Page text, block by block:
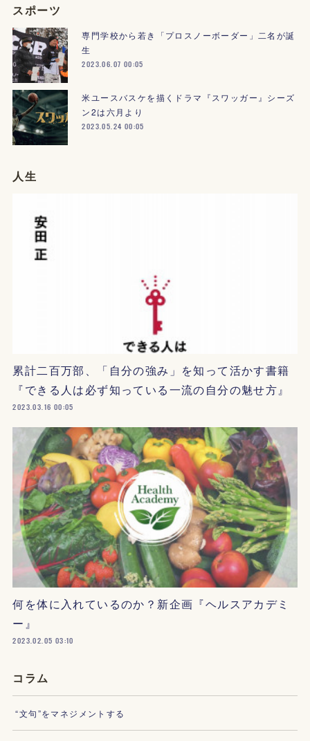
スポーツ
専門学校から若き「プロスノーボーダー」二名が誕
生
2023.06.07 00:05
米ユースバスケを描くドラマ『スワッガー』シーズ
ン2は六月より
2023.05.24 00:05
人生
累計二百万部、「自分の強み」を知って活かす書籍
『できる人は必ず知っている一流の自分の魅せ方』
2023.03.16 00:05
何を体に入れているのか？新企画『ヘルスアカデミ
ー』
2023.02.05 03:10
コラム
“文句”をマネジメントする